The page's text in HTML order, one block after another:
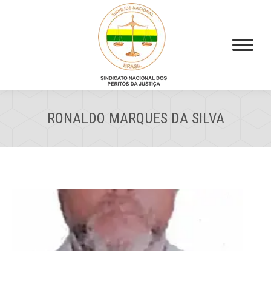
RONALDO MARQUES DA SILVA